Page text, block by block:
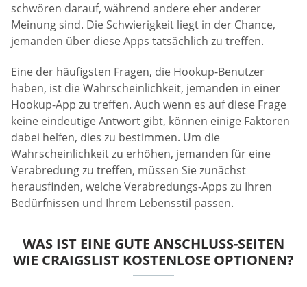
schwören darauf, während andere eher anderer
Meinung sind. Die Schwierigkeit liegt in der Chance,
jemanden über diese Apps tatsächlich zu treffen.
Eine der häufigsten Fragen, die Hookup-Benutzer
haben, ist die Wahrscheinlichkeit, jemanden in einer
Hookup-App zu treffen. Auch wenn es auf diese Frage
keine eindeutige Antwort gibt, können einige Faktoren
dabei helfen, dies zu bestimmen. Um die
Wahrscheinlichkeit zu erhöhen, jemanden für eine
Verabredung zu treffen, müssen Sie zunächst
herausfinden, welche Verabredungs-Apps zu Ihren
Bedürfnissen und Ihrem Lebensstil passen.
WAS IST EINE GUTE ANSCHLUSS-SEITEN
WIE CRAIGSLIST KOSTENLOSE OPTIONEN?